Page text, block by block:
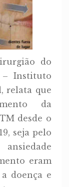
do
– Instituto
relata que
da
desde o
seja pelo
eram
doença e